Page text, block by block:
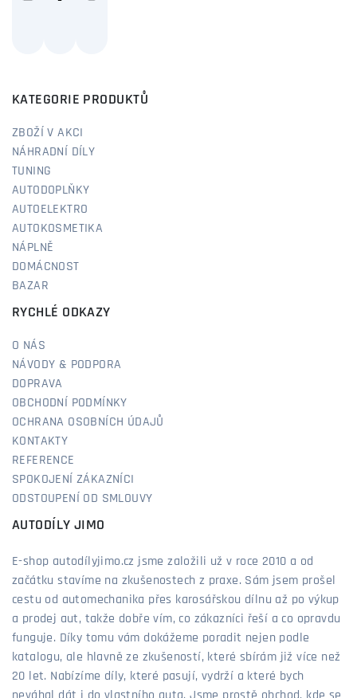
KATEGORIE PRODUKTŮ
ZBOŽÍ V AKCI
NÁHRADNÍ DÍLY
TUNING
AUTODOPLŇKY
AUTOELEKTRO
AUTOKOSMETIKA
NÁPLNĚ
DOMÁCNOST
BAZAR
RYCHLÉ ODKAZY
O NÁS
NÁVODY & PODPORA
DOPRAVA
OBCHODNÍ PODMÍNKY
OCHRANA OSOBNÍCH ÚDAJŮ
KONTAKTY
REFERENCE
SPOKOJENÍ ZÁKAZNÍCI
ODSTOUPENÍ OD SMLOUVY
AUTODÍLY JIMO
E-shop autodílyjimo.cz jsme založili už v roce 2010 a od
začátku stavíme na zkušenostech z praxe. Sám jsem prošel
cestu od automechanika přes karosářskou dílnu až po výkup
a prodej aut, takže dobře vím, co zákazníci řeší a co opravdu
funguje. Díky tomu vám dokážeme poradit nejen podle
katalogu, ale hlavně ze zkušeností, které sbírám již více než
20 let. Nabízíme díly, které pasují, vydrží a které bych